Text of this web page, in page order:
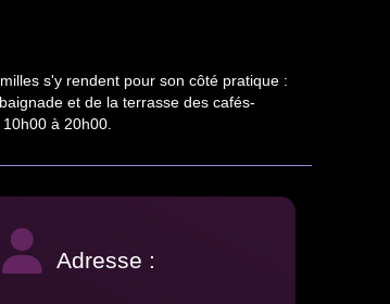
s'y rendent pour son côté pratique :
et de la terrasse des cafés-
à 20h00.
Adresse :